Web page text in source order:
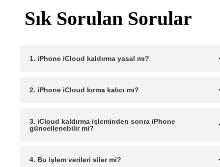
Sık Sorulan Sorular
1. iPhone iCloud kaldırma yasal mı?
2. iPhone iCloud kırma kalıcı mı?
3. iCloud kaldırma işleminden sonra iPhone
güncellenebilir mi?
4. Bu işlem verileri siler mi?